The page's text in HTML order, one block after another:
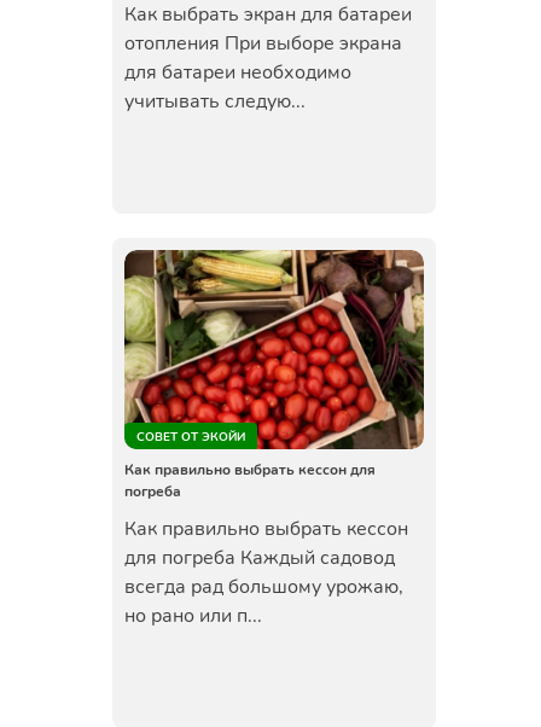
Как выбрать экран для батареи
отопления При выборе экрана
для батареи необходимо
учитывать следую...
СОВЕТ ОТ ЭКОЙИ
Как правильно выбрать кессон для
погреба
Как правильно выбрать кессон
для погреба Каждый садовод
всегда рад большому урожаю,
но рано или п...